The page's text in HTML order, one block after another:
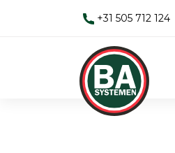
+31 505 712 124